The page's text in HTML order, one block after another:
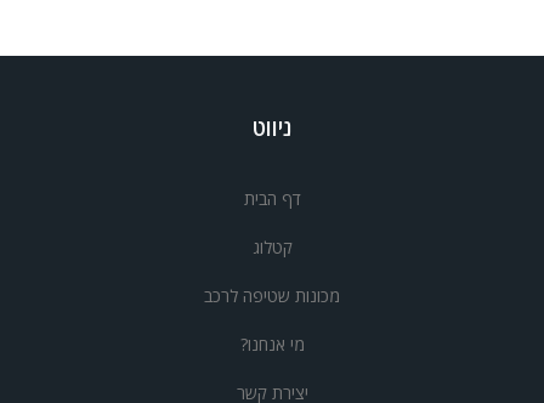
ניווט
דף הבית
קטלוג
מכונות שטיפה לרכב
מי אנחנו?
יצירת קשר